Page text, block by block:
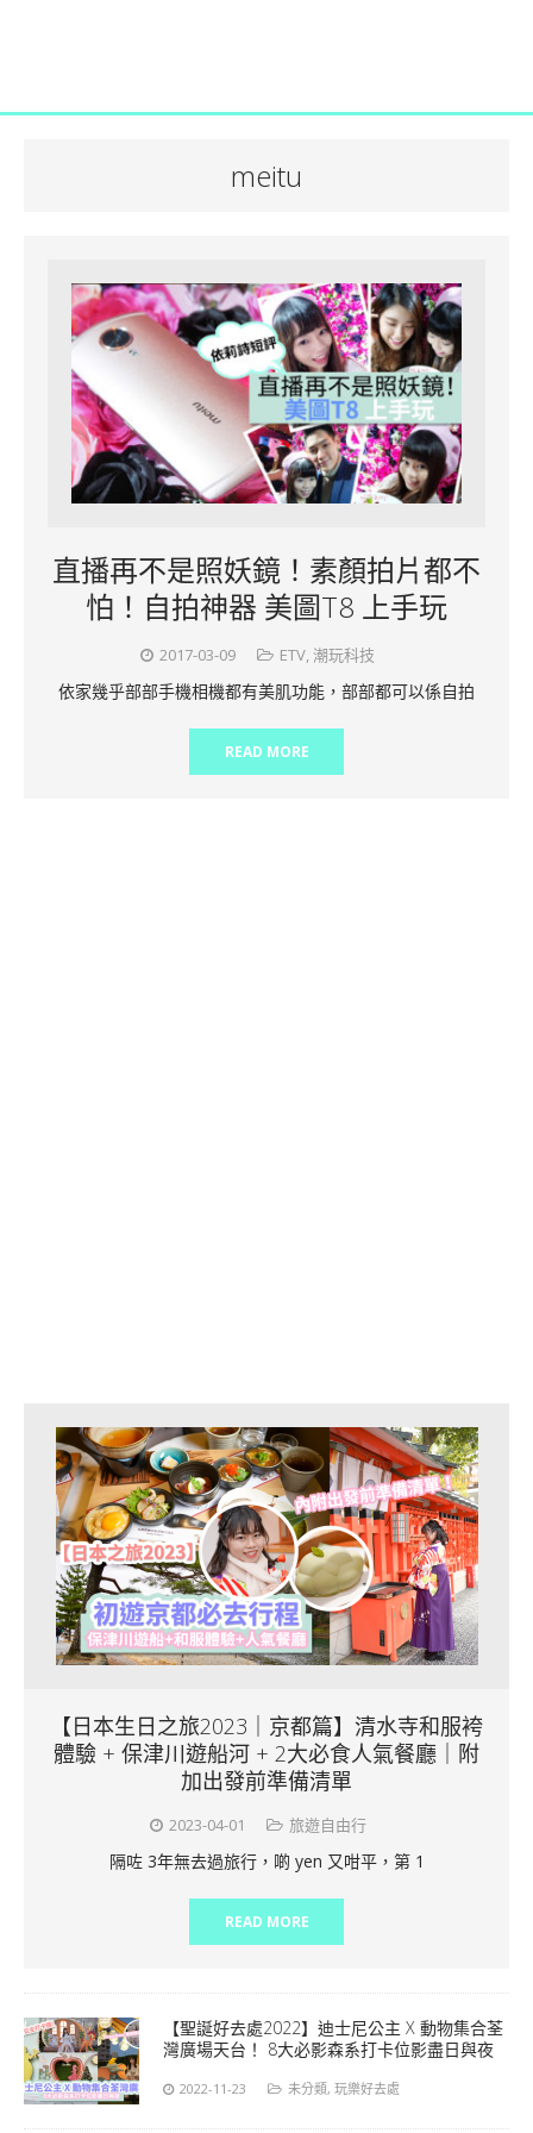
meitu
直播再不是照妖鏡！素顏拍片都不
怕！自拍神器 美圖T8 上手玩
2017-03-09 ETV,潮玩科技
依家幾乎部部手機相機都有美肌功能，部部都可以係自拍
READ MORE
【日本生日之旅2023｜京都篇】清水寺和服袴
體驗 + 保津川遊船河 + 2大必食人氣餐廳｜附
加出發前準備清單
2023-04-01 旅遊自由行
隔咗 3年無去過旅行，啲 yen 又咁平，第 1
READ MORE
【聖誕好去處2022】迪士尼公主 X 動物集合荃
灣廣場天台！ 8大必影森系打卡位影盡日與夜
2022-11-23 未分類, 玩樂好去處